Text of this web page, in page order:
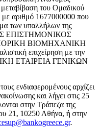
του Ομαδικού
με αριθμό 1677000000 που
των υπαλλήλων της
ΕΠΙΣΤΗΜΟΝΙΚΟΣ
ΒΙΟΜΗΧΑΝΙΚΗ
επιχείρηση με την
ΕΤΑΙΡΕΙΑ ΓΕΝΙΚΩΝ
ενδιαφερομένους αρχίζει
και λήγει στις 25
στην Τράπεζα της
21, 10250 Αθήνα, ή στην
.